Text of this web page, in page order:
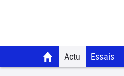
Actu Essais